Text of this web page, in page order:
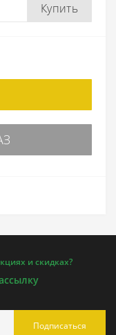
Купить
и скидках?
Подписаться